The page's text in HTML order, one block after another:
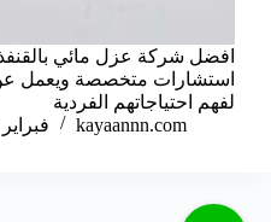
افضل شركة عزل مائي
استشارات متخصصة ويعمل
لفهم احتياجاتهم الفردية
kayaannn.com
فبراير 7, 2025